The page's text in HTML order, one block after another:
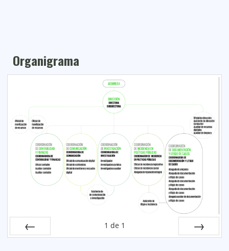
Organigrama
1 de 1